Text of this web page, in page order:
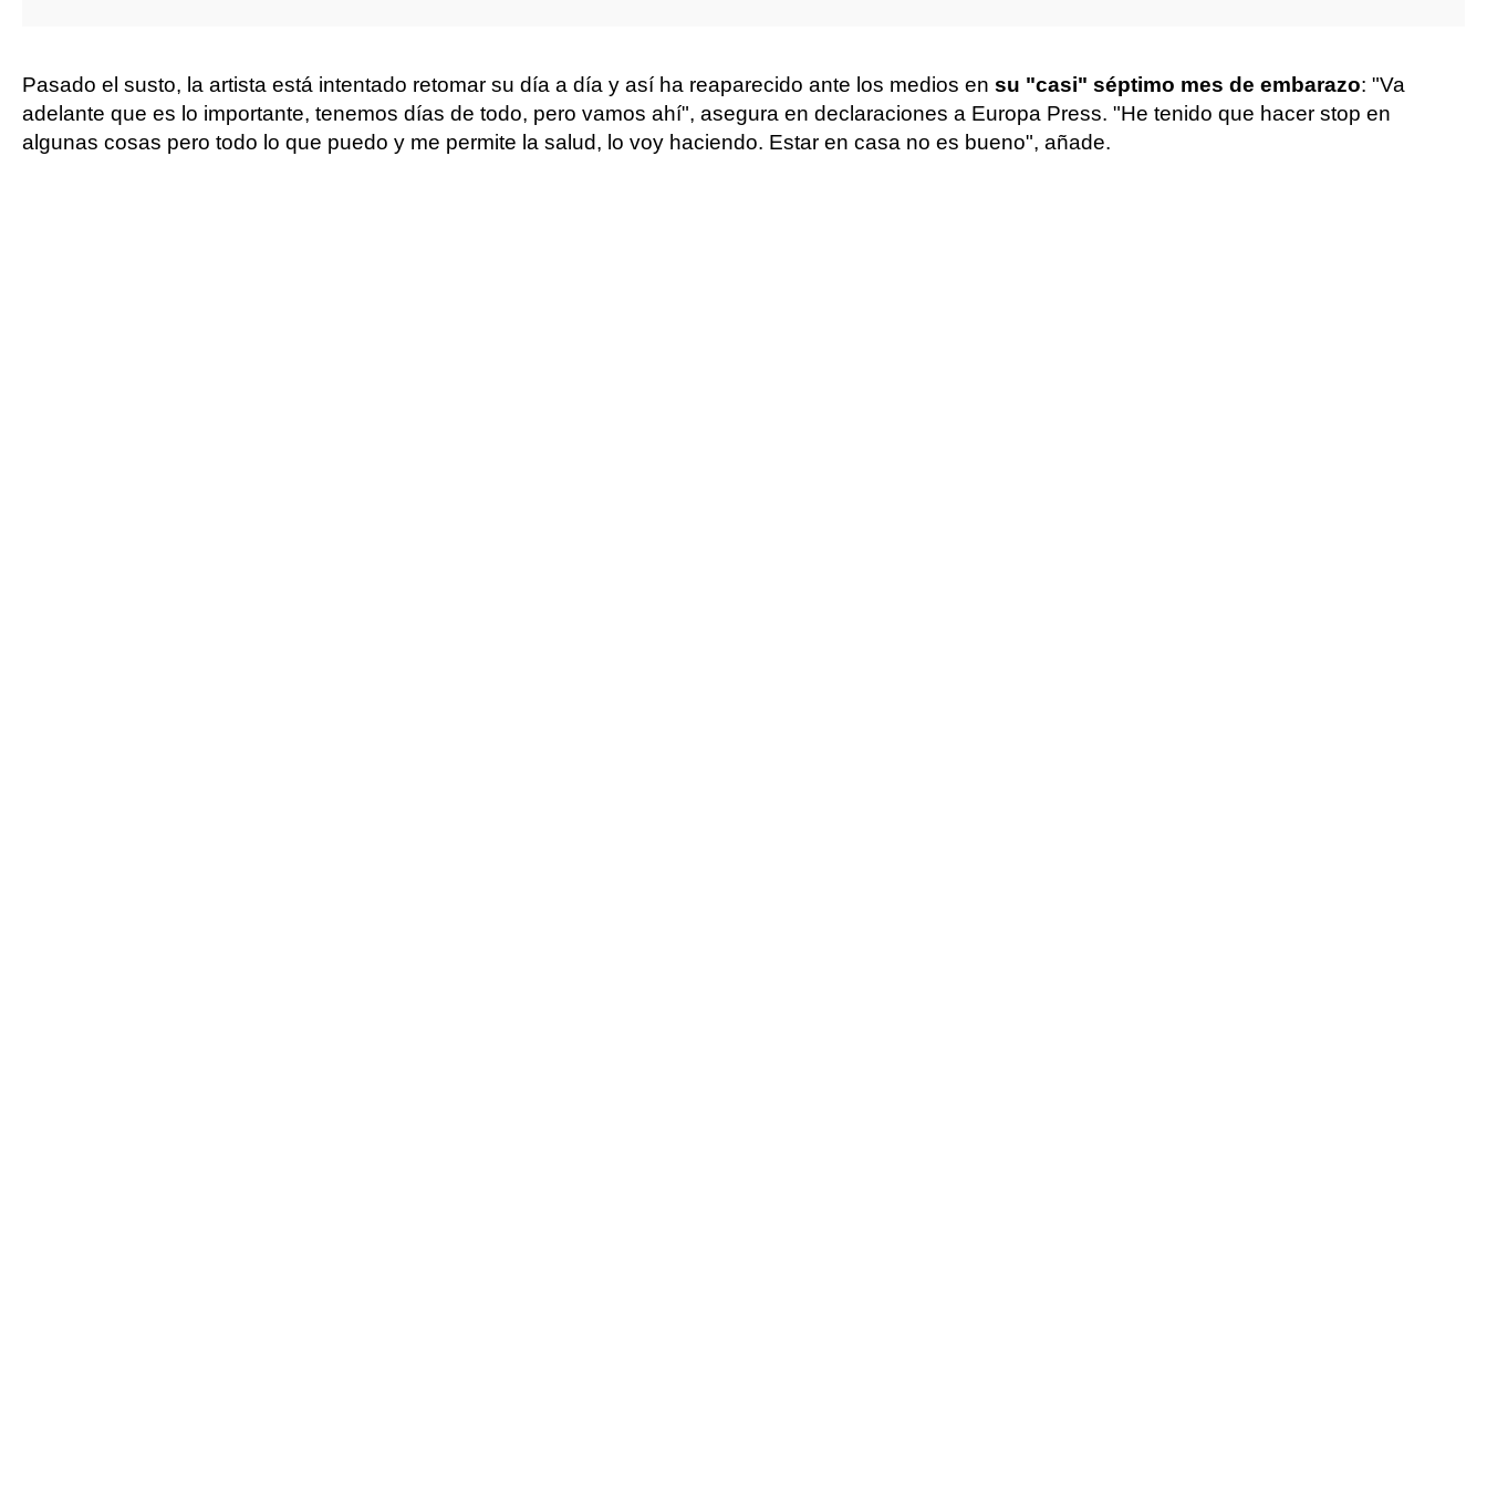
Pasado el susto, la artista está intentado retomar su día a día y así ha reaparecido ante los medios en su "casi" séptimo mes de embarazo: "Va
adelante que es lo importante, tenemos días de todo, pero vamos ahí", asegura en declaraciones a Europa Press. "He tenido que hacer stop en
algunas cosas pero todo lo que puedo y me permite la salud, lo voy haciendo. Estar en casa no es bueno", añade.